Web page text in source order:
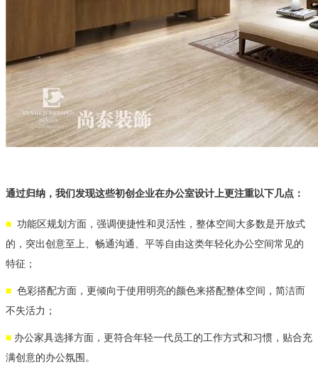
通过归纳，我们发现这些初创企业在办公室设计上更注重以下几点：
■ 功能区规划方面，强调便捷性和灵活性，整体空间大多数是开放式
的，突出创意至上、畅通沟通、平等自由这类年轻化办公空间常见的
特征；
■ 色彩搭配方面，更倾向于使用明亮的颜色来搭配整体空间，简洁而
不失活力；
■ 办公家具选择方面，更符合年轻一代员工的工作方式和习惯，贴合充
满创意的办公氛围。